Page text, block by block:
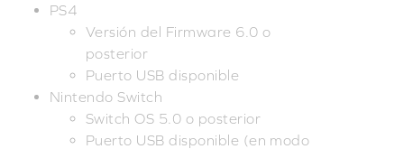
PS4
Versión del Firmware 6.0 o
posterior
Puerto USB disponible
Nintendo Switch
Switch OS 5.0 o posterior
Puerto USB disponible (en modo